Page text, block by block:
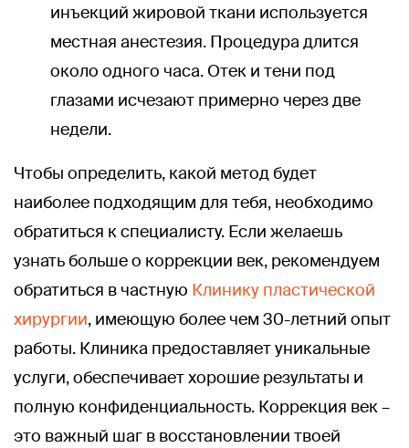
инъекций жировой ткани используется
местная анестезия. Процедура длится
около одного часа. Отек и тени под
глазами исчезают примерно через две
недели.
Чтобы определить, какой метод будет
наиболее подходящим для тебя, необходимо
обратиться к специалисту. Если желаешь
узнать больше о коррекции век, рекомендуем
обратиться в частную Клинику пластической
хирургии, имеющую более чем 30-летний опыт
работы. Клиника предоставляет уникальные
услуги, обеспечивает хорошие результаты и
полную конфиденциальность. Коррекция век –
это важный шаг в восстановлении твоей